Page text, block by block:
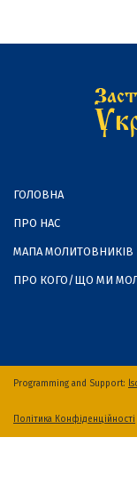
ГОЛОВНА
ПРО НАС
МАПА МОЛИТОВНИКІВ
ПРО КОГО/ЩО МИ
Programming and Support:
Політика Конфіденційності